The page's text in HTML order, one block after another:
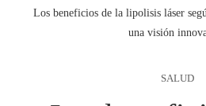
Los beneficios de la lipolisis láser
una visión
SALUD